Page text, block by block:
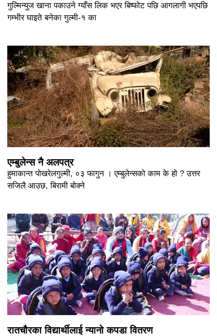
गुल्मिन्युज खाना पकाउने ग्याँस लिक भएर बिष्फोट पछि आगलागी भएपछि
गम्भीर घाइते बनेका गुल्मी-१ का
एम्बुलेन्स नै अलपत्र
हुमाकान्त पोखरेलगुल्मी, ०३ फागुन । एम्बुलेन्सको काम के हो ? उत्तर
सजिलै आउछ, बिरामी बोक्ने
रातचौरका विद्यार्थीलाई न्यानो कपडा वितरण